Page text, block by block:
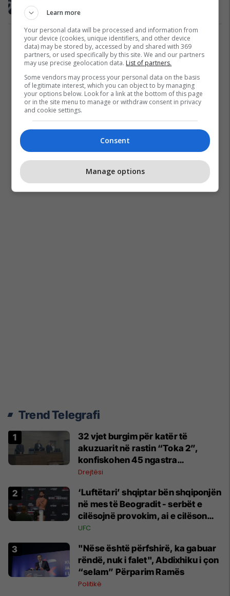
Liga e Evropës
1
Trend Telegrafi
32 vjet burgim për katër të
akuzuarit në rastin “Toka 2”,
konfiskohen 45 ngastra
kadastrale
Drejtësi
‘Luftëtari’ shqiptar bën shqiponjën
në mes të Beogradit - serbët e
cilësojnë provokim, ai e cilëson
simbol të identitetit
UFC
"Nëse është përfshirë, ka gabuar
rëndë, nuk i falet", Abdixhiku i çon
“selam” Përparim Ramës
Politikë
Learn more
Your personal data will be processed and information from
your device (cookies, unique identifiers, and other device
data) may be stored by, accessed by and shared with 369
partners, or used specifically by this site. We and our partners
may use precise geolocation data. List of partners.
Some vendors may process your personal data on the basis
of legitimate interest, which you can object to by managing
your options below. Look for a link at the bottom of this page
or in the site menu to manage or withdraw consent in privacy
and cookie settings.
Consent
Manage options